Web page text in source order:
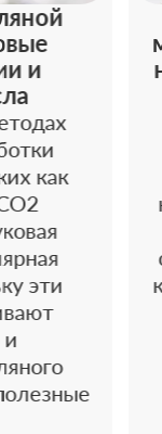
и
как
эти
и